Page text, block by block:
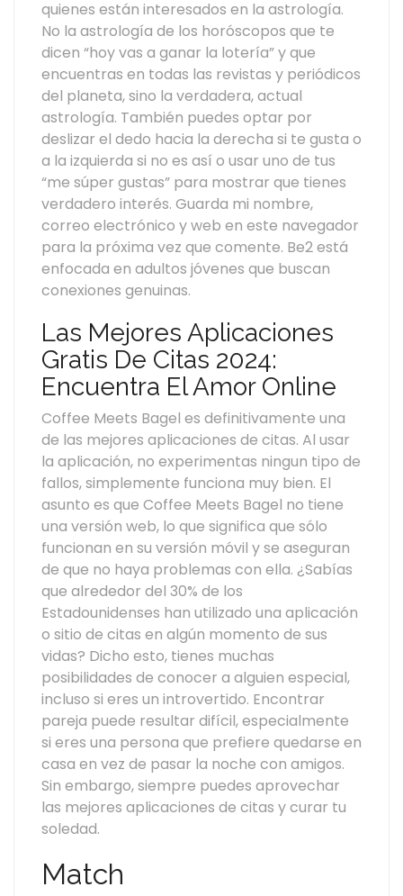
quienes están interesados en la astrología.
No la astrología de los horóscopos que te
dicen “hoy vas a ganar la lotería” y que
encuentras en todas las revistas y periódicos
del planeta, sino la verdadera, actual
astrología. También puedes optar por
deslizar el dedo hacia la derecha si te gusta o
a la izquierda si no es así o usar uno de tus
“me súper gustas” para mostrar que tienes
verdadero interés. Guarda mi nombre,
correo electrónico y web en este navegador
para la próxima vez que comente. Be2 está
enfocada en adultos jóvenes que buscan
conexiones genuinas.
Las Mejores Aplicaciones
Gratis De Citas 2024:
Encuentra El Amor Online
Coffee Meets Bagel es definitivamente una
de las mejores aplicaciones de citas. Al usar
la aplicación, no experimentas ningun tipo de
fallos, simplemente funciona muy bien. El
asunto es que Coffee Meets Bagel no tiene
una versión web, lo que significa que sólo
funcionan en su versión móvil y se aseguran
de que no haya problemas con ella. ¿Sabías
que alrededor del 30% de los
Estadounidenses han utilizado una aplicación
o sitio de citas en algún momento de sus
vidas? Dicho esto, tienes muchas
posibilidades de conocer a alguien especial,
incluso si eres un introvertido. Encontrar
pareja puede resultar difícil, especialmente
si eres una persona que prefiere quedarse en
casa en vez de pasar la noche con amigos.
Sin embargo, siempre puedes aprovechar
las mejores aplicaciones de citas y curar tu
soledad.
Match